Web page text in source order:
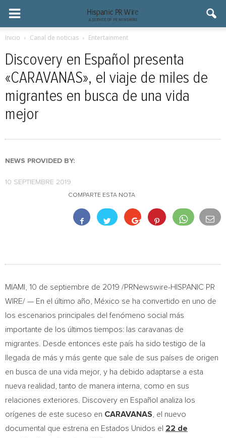
Inicio Canal de noticias Entertainment
Discovery en Español presenta
«CARAVANAS», el viaje de miles de
migrantes en busca de una vida
mejor
NEWS PROVIDED BY:
10 SEPTIEMBRE 2019
COMPARTE ESTA NOTA
MIAMI
, 10 de septiembre de 2019 /PRNewswire-HISPANIC PR
WIRE/ — En el último año, México se ha convertido en uno de
los escenarios principales del fenómeno social más
importante de los últimos tiempos: las caravanas de
migrantes. Desde entonces este país ha sido testigo de la
llegada de más y más gente que sale de sus países de origen
en busca de una vida mejor, y ha debido adaptarse a esta
nueva realidad, tanto de manera interna, como en sus
relaciones exteriores. Discovery en Español analiza los
orígenes de este suceso en CARAVANAS , el nuevo
documental que estrena en Estados Unidos el 22 de